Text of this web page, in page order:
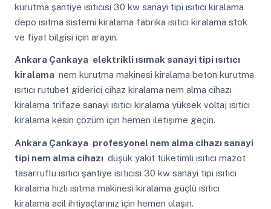
kurutma şantiye ısıtıcısı 30 kw sanayi tipi ısıtıcı kiralama
depo ısıtma sistemi kiralama fabrika ısıtıcı kiralama stok
ve fiyat bilgisi için arayın.
Ankara Çankaya elektrikli ısımak sanayi tipi ısıtıcı
kiralama nem kurutma makinesi kiralama beton kurutma
ısıtıcı rutubet giderici cihaz kiralama nem alma cihazı
kiralama trifaze sanayi ısıtıcı kiralama yüksek voltaj ısıtıcı
kiralama kesin çözüm için hemen iletişime geçin.
Ankara Çankaya profesyonel nem alma cihazı sanayi
tipi nem alma cihazı düşük yakıt tüketimli ısıtıcı mazot
tasarruflu ısıtıcı şantiye ısıtıcısı 30 kw sanayi tipi ısıtıcı
kiralama hızlı ısıtma makinesi kiralama güçlü ısıtıcı
kiralama acil ihtiyaçlarınız için hemen ulaşın.